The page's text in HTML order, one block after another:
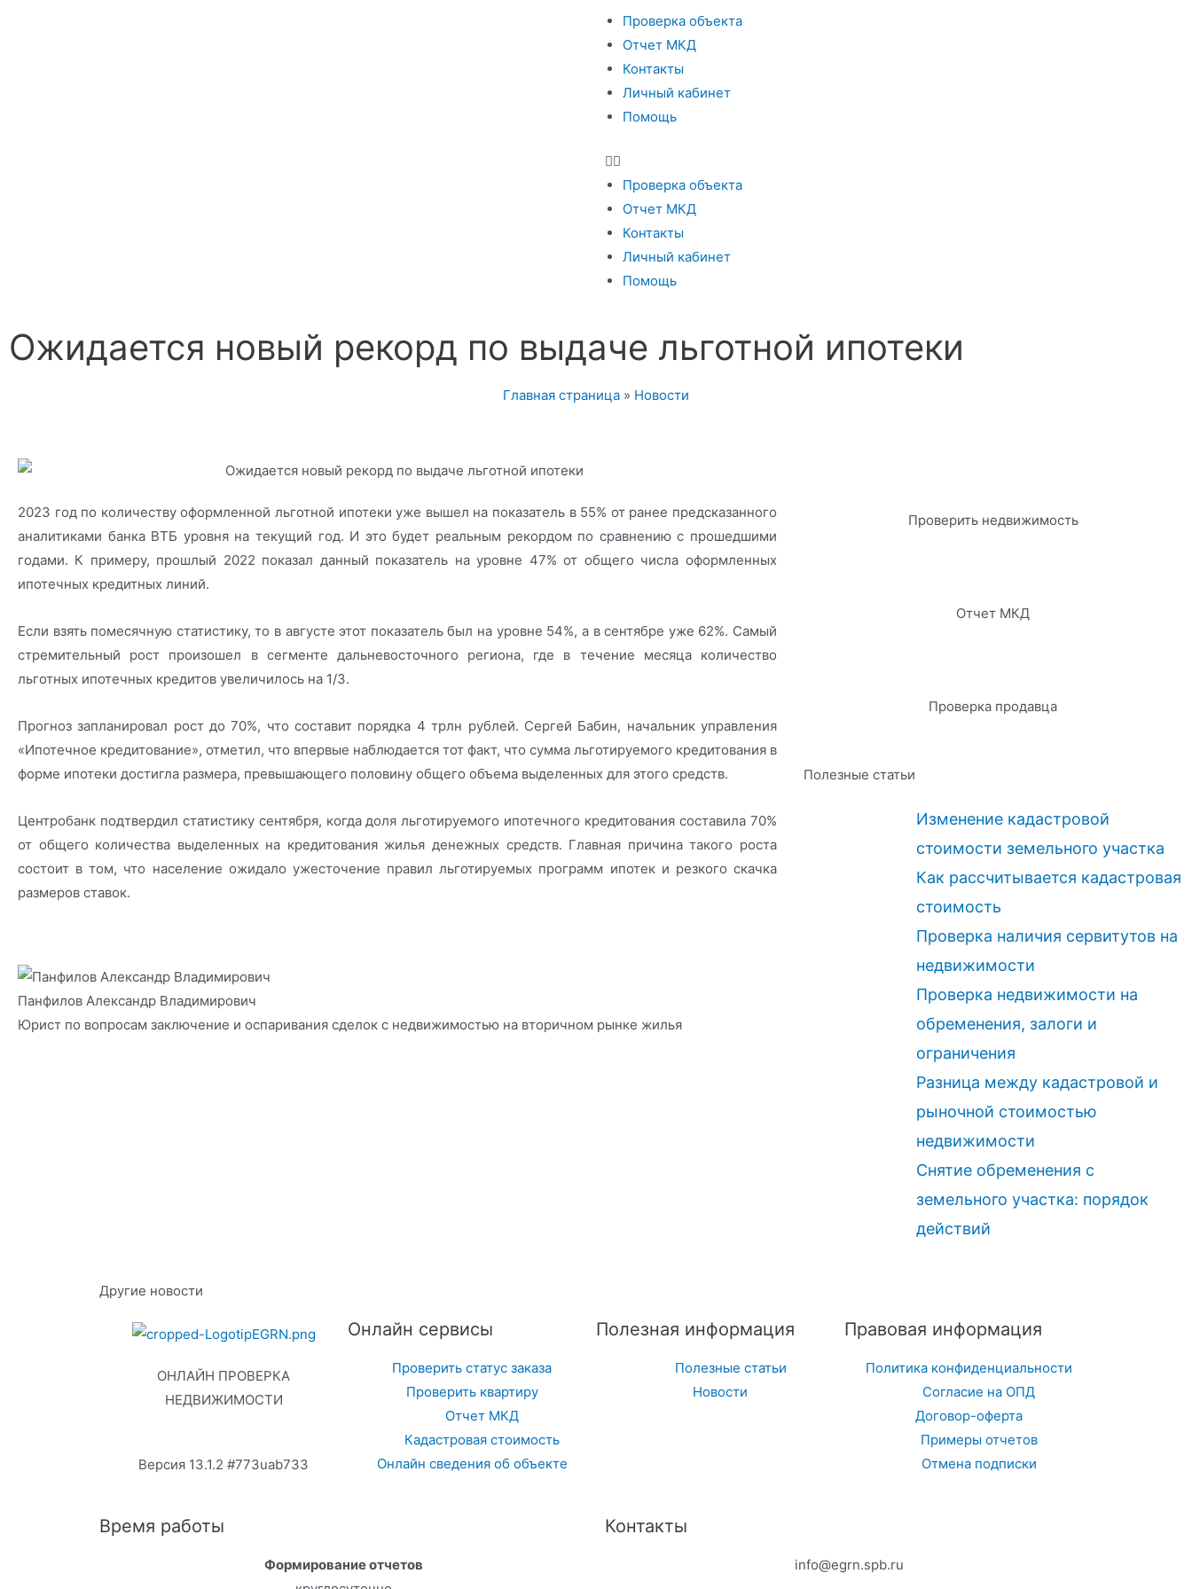
Проверка объекта
Отчет МКД
Контакты
Личный кабинет
Помощь
Проверка объекта
Отчет МКД
Контакты
Личный кабинет
Помощь
Ожидается новый рекорд по выдаче льготной ипотеки
Главная страница » Новости
2023 год по количеству оформленной льготной ипотеки уже вышел на показатель в 55% от ранее предсказанного
аналитиками банка ВТБ уровня на текущий год. И это будет реальным рекордом по сравнению с прошедшими
годами. К примеру, прошлый 2022 показал данный показатель на уровне 47% от общего числа оформленных
ипотечных кредитных линий.
Если взять помесячную статистику, то в августе этот показатель был на уровне 54%, а в сентябре уже 62%. Самый
стремительный рост произошел в сегменте дальневосточного региона, где в течение месяца количество
льготных ипотечных кредитов увеличилось на 1/3.
Прогноз запланировал рост до 70%, что составит порядка 4 трлн рублей. Сергей Бабин, начальник управления
«Ипотечное кредитование», отметил, что впервые наблюдается тот факт, что сумма льготируемого кредитования в
форме ипотеки достигла размера, превышающего половину общего объема выделенных для этого средств.
Центробанк подтвердил статистику сентября, когда доля льготируемого ипотечного кредитования составила 70%
от общего количества выделенных на кредитования жилья денежных средств. Главная причина такого роста
состоит в том, что население ожидало ужесточение правил льготируемых программ ипотек и резкого скачка
размеров ставок.
Панфилов Александр Владимирович
Юрист по вопросам заключение и оспаривания сделок с недвижимостью на вторичном рынке жилья
Проверить недвижимость
Отчет МКД
Проверка продавца
Полезные статьи
Изменение кадастровой
стоимости земельного участка
Как рассчитывается кадастровая
стоимость
Проверка наличия сервитутов на
недвижимости
Проверка недвижимости на
обременения, залоги и
ограничения
Разница между кадастровой и
рыночной стоимостью
недвижимости
Снятие обременения с
земельного участка: порядок
действий
Другие новости
ОНЛАЙН ПРОВЕРКА
НЕДВИЖИМОСТИ
Версия 13.1.2 #773uab733
Онлайн сервисы
Проверить статус заказа
Проверить квартиру
Отчет МКД
Кадастровая стоимость
Онлайн сведения об объекте
Полезная информация
Полезные статьи
Новости
Правовая информация
Политика конфиденциальности
Согласие на ОПД
Договор-оферта
Примеры отчетов
Отмена подписки
Время работы
Формирование отчетов
Контакты
info@egrn.spb.ru